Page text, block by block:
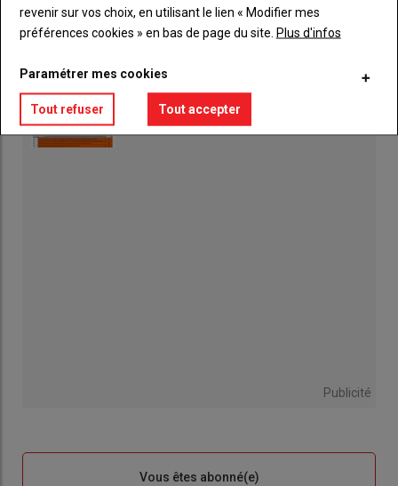
Formation "Etre acteur de sa qualité de vie au
Retrouvez la nouvelle grille de classification
agricole
17 décembre 2020
Publicité
Vous êtes abonné(e)
revenir sur vos choix, en utilisant le lien « Modifier mes
préférences cookies » en bas de page du site. Plus d'infos
Paramétrer mes cookies
Tout refuser Tout accepter